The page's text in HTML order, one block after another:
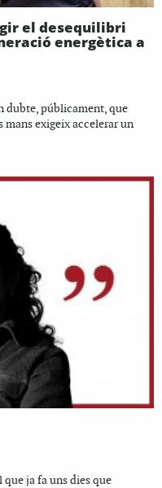
el desequilibri
energètica a
dubte, públicament, que
mans exigeix accelerar un
ja fa uns dies que